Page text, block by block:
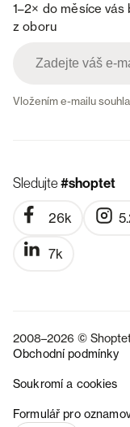
1–2× do měsíce
z oboru
Vložením e-mailu
Sledujte#shoptet
26k
7k
2008–2026 ©
Obchodní podmínky
Soukromí a cookies
Formulář pro